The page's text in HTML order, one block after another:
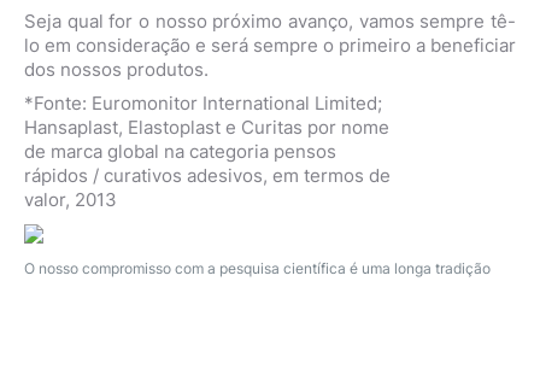
O nosso compromisso com a pesquisa científica é uma longa tradição
Seja qual for o nosso próximo avanço, vamos sempre tê-
lo em consideração e será sempre o primeiro a beneficiar
dos nossos produtos.
*Fonte: Euromonitor International Limited;
Hansaplast, Elastoplast e Curitas por nome
de marca global na categoria pensos
rápidos / curativos adesivos, em termos de
valor, 2013